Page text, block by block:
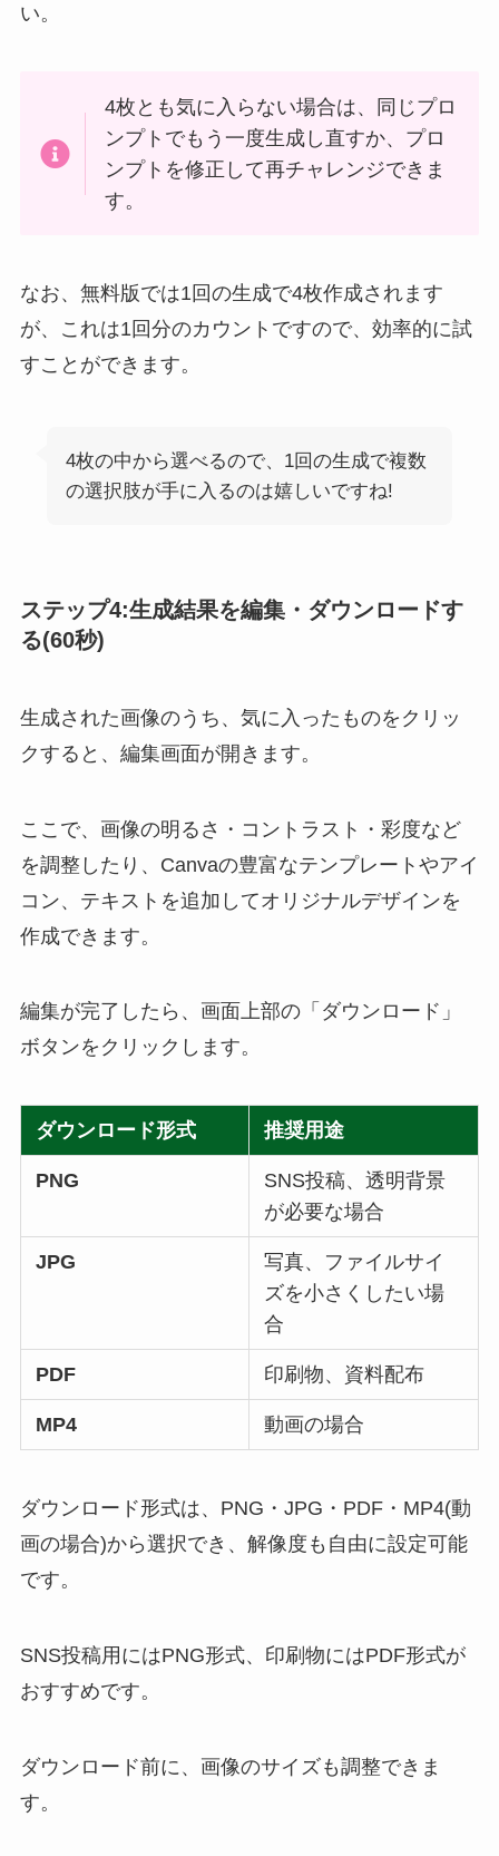
い。
4枚とも気に入らない場合は、同じプロ
ンプトでもう一度生成し直すか、プロ
ンプトを修正して再チャレンジできま
す。
なお、無料版では1回の生成で4枚作成されます
が、これは1回分のカウントですので、効率的に試
すことができます。
4枚の中から選べるので、1回の生成で複数
の選択肢が手に入るのは嬉しいですね!
ステップ4:生成結果を編集・ダウンロードす
る(60秒)
生成された画像のうち、気に入ったものをクリッ
クすると、編集画面が開きます。
ここで、画像の明るさ・コントラスト・彩度など
を調整したり、Canvaの豊富なテンプレートやアイ
コン、テキストを追加してオリジナルデザインを
作成できます。
編集が完了したら、画面上部の「ダウンロード」
ボタンをクリックします。
ダウンロード形式 推奨用途
PNG
SNS投稿、透明背景
が必要な場合
JPG
写真、ファイルサイ
ズを小さくしたい場
合
PDF 印刷物、資料配布
MP4 動画の場合
ダウンロード形式は、PNG・JPG・PDF・MP4(動
画の場合)から選択でき、解像度も自由に設定可能
です。
SNS投稿用にはPNG形式、印刷物にはPDF形式が
おすすめです。
ダウンロード前に、画像のサイズも調整できま
す。